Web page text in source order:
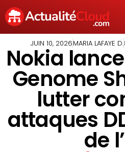
JUIN 10, 2026MARIA LAFAYE D.
Nokia
Genome
lutter
attaques
de